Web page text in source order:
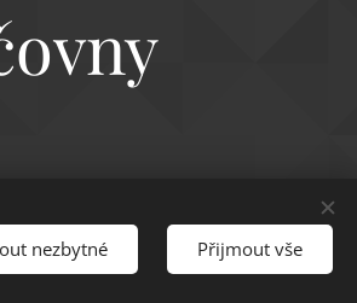
nezbytné Přijmout vše